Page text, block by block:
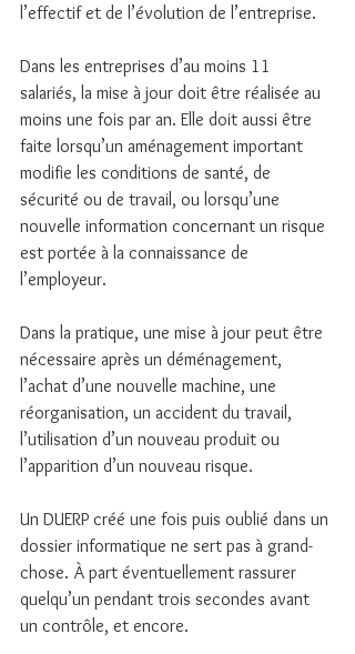
l’effectif et de l’évolution de l’entreprise.
Dans les entreprises d’au moins 11
salariés, la mise à jour doit être réalisée au
moins une fois par an. Elle doit aussi être
faite lorsqu’un aménagement important
modifie les conditions de santé, de
sécurité ou de travail, ou lorsqu’une
nouvelle information concernant un risque
est portée à la connaissance de
l’employeur.
Dans la pratique, une mise à jour peut être
nécessaire après un déménagement,
l’achat d’une nouvelle machine, une
réorganisation, un accident du travail,
l’utilisation d’un nouveau produit ou
l’apparition d’un nouveau risque.
Un DUERP créé une fois puis oublié dans un
dossier informatique ne sert pas à grand-
chose. À part éventuellement rassurer
quelqu’un pendant trois secondes avant
un contrôle, et encore.